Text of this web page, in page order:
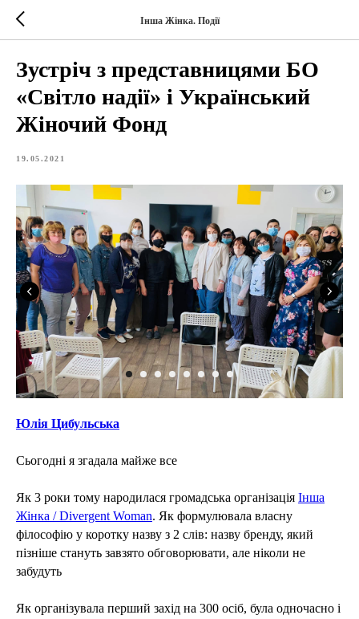
Інша Жінка. Події
Зустріч з представницями БО
«Світло надії» і Український
Жіночий Фонд
19.05.2021
Юлія Цибульська
Сьогодні я згадала майже все
Як 3 роки тому народилася громадська організація Інша
Жінка / Divergent Woman. Як формулювала власну
філософію у коротку назву з 2 слів: назву бренду, який
пізніше стануть завзято обговорювати, але ніколи не
забудуть
Як організувала перший захід на 300 осіб, була одночасно і